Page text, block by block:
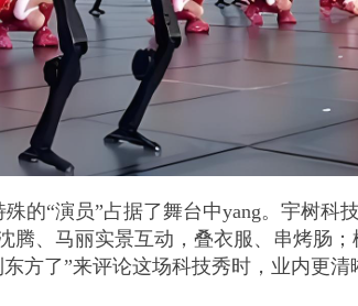
的“演员”占据了舞台中yang。宇树
腾、马丽实景互动，叠衣服、串烤肠
方了”来评论这场科技秀时，业内更